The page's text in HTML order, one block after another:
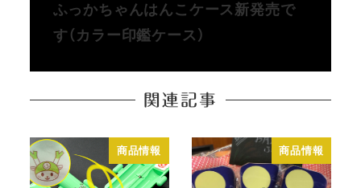
ふっかちゃんはんこケース新発売で
す（カラー印鑑ケース）
関連記事
商品情報 商品情報